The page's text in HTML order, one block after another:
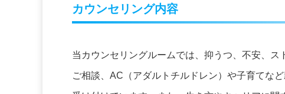
カウンセリング内容
当カウンセリングルームでは、抑うつ、不安、
ご相談、AC（アダルトチルドレン）や子育てな